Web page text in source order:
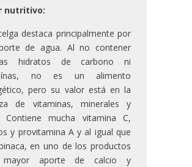
nutritivo:
destaca principalmente por
de agua. Al no contener
hidratos de carbono ni
no es un alimento
pero su valor está en la
de vitaminas, minerales y
Contiene mucha vitamina C,
y provitamina A y al igual que
en uno de los productos
aporte de calcio y